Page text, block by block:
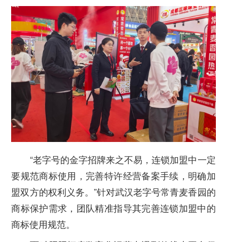
“老字号的金字招牌来之不易，连锁加盟中一定
要规范商标使用，完善特许经营备案手续，明确加
盟双方的权利义务。”针对武汉老字号常青麦香园的
商标保护需求，团队精准指导其完善连锁加盟中的
商标使用规范。